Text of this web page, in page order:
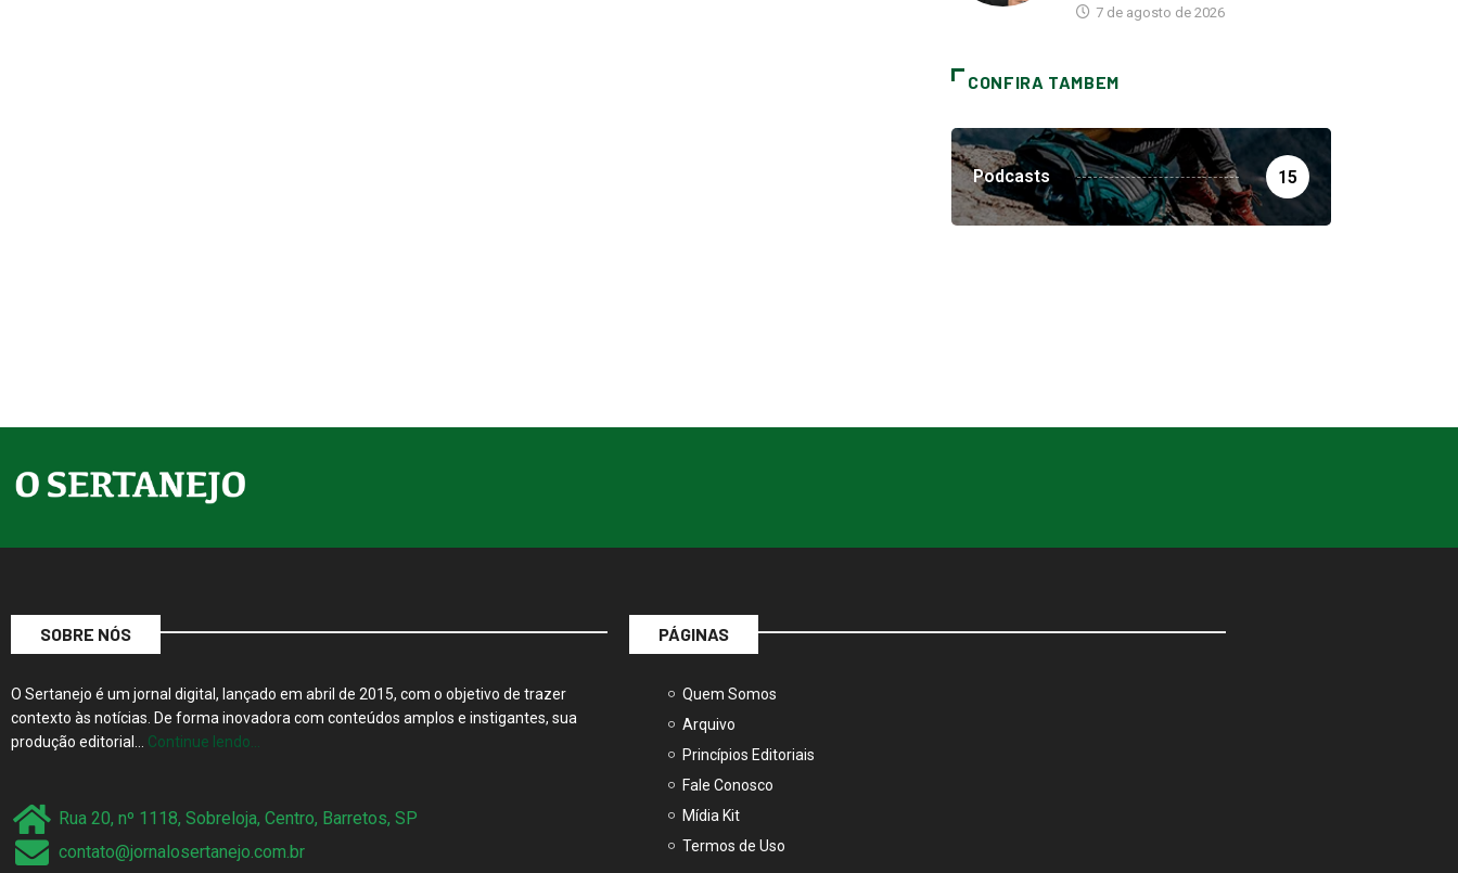
7 de agosto de 2026
CONFIRA TAMBEM
Podcasts 15
SOBRE NÓS
O Sertanejo é um jornal digital, lançado em abril de 2015, com o objetivo de trazer
contexto às notícias. De forma inovadora com conteúdos amplos e instigantes, sua
produção editorial… Continue lendo…
Rua 20, nº 1118, Sobreloja, Centro, Barretos, SP
contato@jornalosertanejo.com.br
PÁGINAS
Quem Somos
Arquivo
Princípios Editoriais
Fale Conosco
Mídia Kit
Termos de Uso